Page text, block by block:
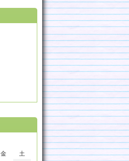
金
土